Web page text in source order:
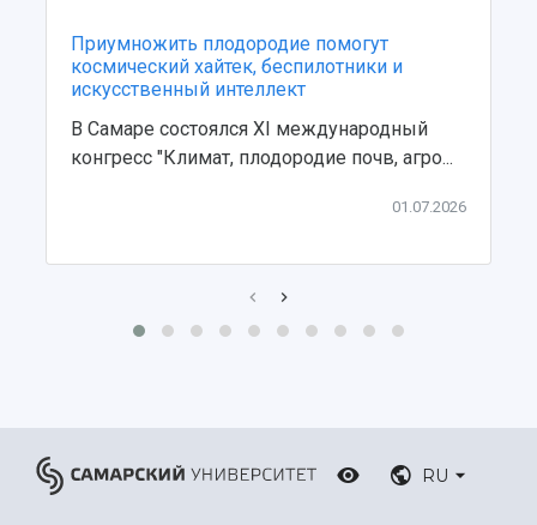
Приумножить плодородие помогут
космический хайтек, беспилотники и
искусственный интеллект
В Самаре состоялся XI международный
конгресс "Климат, плодородие почв, агро...
01.07.2026
RU